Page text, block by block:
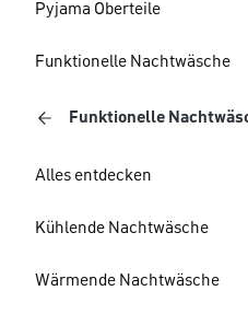
Pyjama Oberteile
Funktionelle Nachtwäsche
Funktionelle
Alles entdecken
Kühlende Nachtwäsche
Wärmende Nachtwäsche